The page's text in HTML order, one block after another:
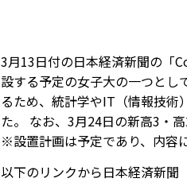
3月13日付の日本経済新聞の「
設する予定の女子大の一つとし
るため、統計学やIT（情報技術
た。 なお、3月24日の新高3・
※設置計画は予定であり、内容
以下のリンクから日本経済新聞